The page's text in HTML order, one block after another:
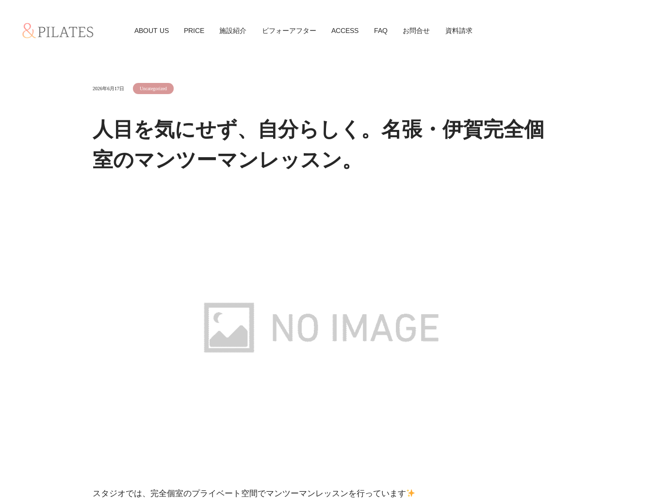
ABOUT US PRICE 施設紹介 ビフォーアフター ACCESS FAQ お問合せ 資料請求
2026年6月17日 Uncategorized
人目を気にせず、自分らしく。名張・伊賀完全個
室のマンツーマンレッスン。
スタジオでは、完全個室のプライベート空間でマンツーマンレッスンを行っています